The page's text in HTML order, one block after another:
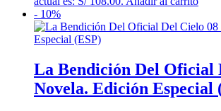
- 10%
La Bendición Del Oficial
Novela. Edición Especial